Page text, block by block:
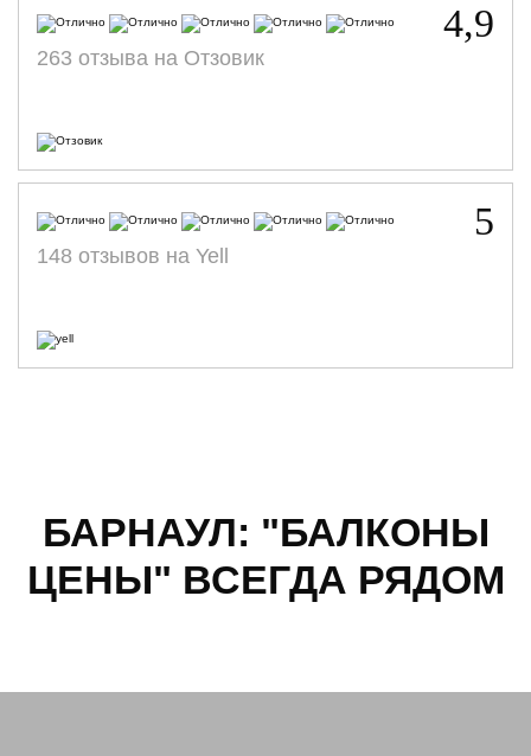
4,9
263 отзыва на Отзовик
5
148 отзывов на Yell
БАРНАУЛ: "БАЛКОНЫ
ЦЕНЫ" ВСЕГДА РЯДОМ